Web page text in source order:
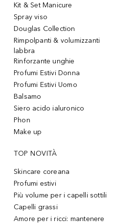
Kit & Set Manicure
Spray viso
Douglas Collection
Rimpolpanti & volumizzanti
labbra
Rinforzante unghie
Profumi Estivi Donna
Profumi Estivi Uomo
Balsamo
Siero acido ialuronico
Phon
Make up
TOP NOVITÀ
Skincare coreana
Profumi estivi
Più volume per i capelli sottili
Capelli grassi
Amore per i ricci: mantenere